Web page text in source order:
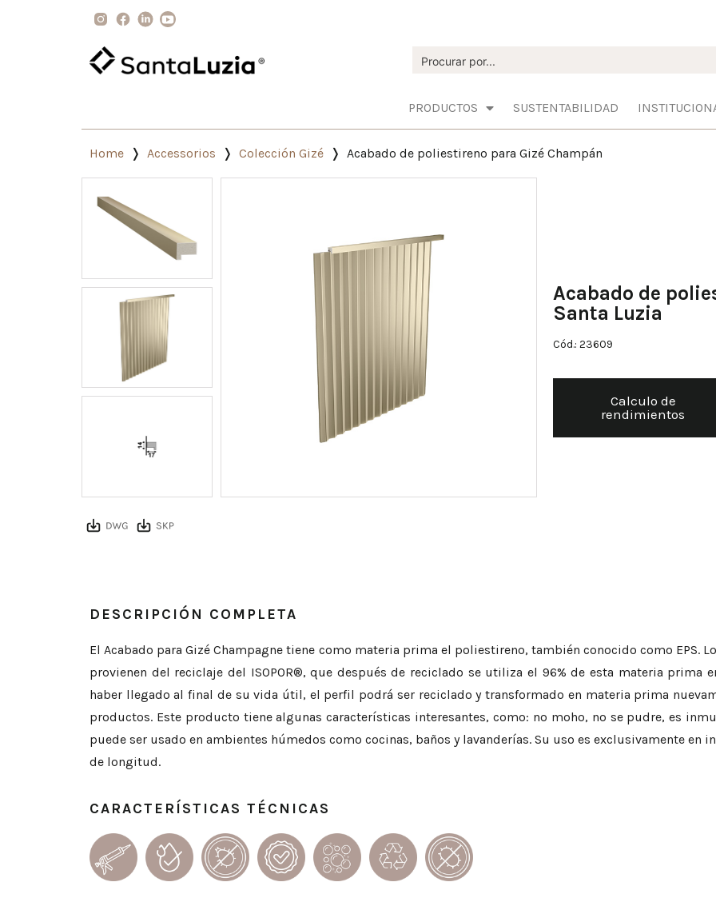
PRODUCTOS SUSTENTABILIDAD
Home Accessorios Colección Gizé Acabado de poliestireno para Gizé Champán
Acabado de
Santa Luzia
Cód.: 23609
Calculo de
rendimientos
DESCRIPCIÓN COMPLETA
El Acabado para Gizé Champagne tiene como materia prima el poliestireno, también conocido como EPS.
provienen del reciclaje del ISOPOR®, que después de reciclado se utiliza el 96% de esta materia prima
haber llegado al final de su vida útil, el perfil podrá ser reciclado y transformado en materia prima
productos. Este producto tiene algunas características interesantes, como: no moho, no se pudre, es
puede ser usado en ambientes húmedos como cocinas, baños y lavanderías. Su uso es exclusivamente en
de longitud.
CARACTERÍSTICAS TÉCNICAS